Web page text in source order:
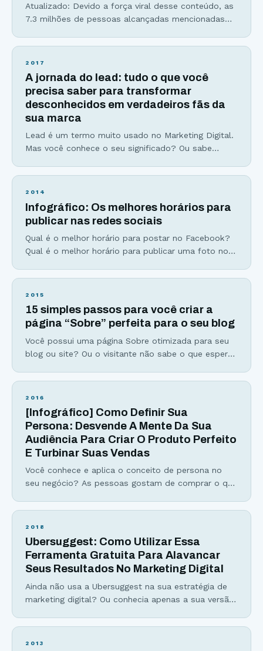
Atualizado: Devido a força viral desse conteúdo, as
7.3 milhões de pessoas alcançadas mencionadas
conteúdo viral não nasce do berço. Ele é
uma coisa é certa… Existem padrões e
2017
A jornada do lead: tudo o que você
precisa saber para transformar
desconhecidos em verdadeiros fãs da
sua marca
Lead é um termo muito usado no Marketing Digital.
Mas você conhece o seu significado? Ou sabe
justamente sobre isso que vamos falar no artigo de
ofertas “irresistíveis” de apartamentos
2014
Infográfico: Os melhores horários para
publicar nas redes sociais
Qual é o melhor horário para postar no Facebook?
Qual é o melhor horário para publicar uma foto no
horários para publicar no Google+, LinkedIn e
sociais, esse infográfico irá responder
2015
15 simples passos para você criar a
página “Sobre” perfeita para o seu blog
Você possui uma página Sobre otimizada para seu
blog ou site? Ou o visitante não sabe o que esperar
grupo #2 ou até esteja no grupo #1, com uma boa
2016
[Infográfico] Como Definir Sua
Persona: Desvende A Mente Da Sua
Audiência Para Criar O Produto Perfeito
E Turbinar Suas Vendas
Você conhece e aplica o conceito de persona no
seu negócio? As pessoas gostam de comprar o que
é bem melhor aceito se a oferta for feita baseada
2018
Ubersuggest: Como Utilizar Essa
Ferramenta Gratuita Para Alavancar
Seus Resultados No Marketing Digital
Ainda não usa a Ubersuggest na sua estratégia de
marketing digital? Ou conhecia apenas a sua versão
lado? Seja qual for a resposta, este é um bom
2013